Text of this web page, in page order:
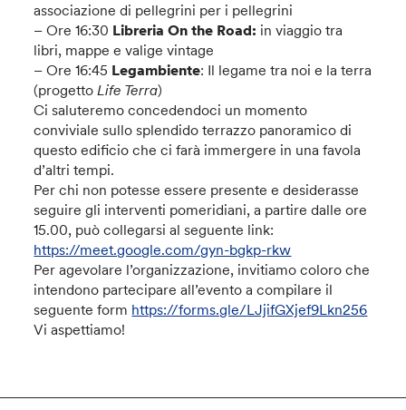
associazione di pellegrini per i pellegrini
– Ore 16:30 Libreria On the Road: in viaggio tra
libri, mappe e valige vintage
– Ore 16:45 Legambiente: Il legame tra noi e la terra
(progettoLife Terra)
Ci saluteremo concedendoci un momento
conviviale sullo splendido terrazzo panoramico di
questo edificio che ci farà immergere in una favola
d’altri tempi.
Per chi non potesse essere presente e desiderasse
seguire gli interventi pomeridiani, a partire dalle ore
15.00, può collegarsi al seguente link:
https://meet.google.com/gyn-bgkp-rkw
Per agevolare l’organizzazione, invitiamo coloro che
intendono partecipare all’evento a compilare il
seguente form https://forms.gle/LJjifGXjef9Lkn256
Vi aspettiamo!